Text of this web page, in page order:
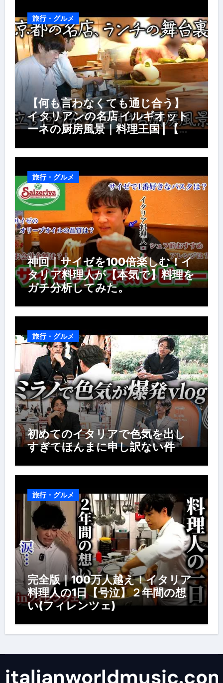
旅行・グルメ
【何も言わなくても通じ合う】
イタリアンの名店 イルギオット
ーネの厨房風景｜料理王国 | 【厨
風景】
旅行・グルメ
神回｜サイゼを100倍楽しむ！イ
タリア料理人が【本気で】料理を
ガチ分析してみた。
旅行・グルメ
初めてのイタリアで色気を出し
すぎてほんまに申し訳ない件
旅行・グルメ
完全版｜100万人越え！イタリア
料理人の1日【号泣】２年間の想
い(フィレンツェ)